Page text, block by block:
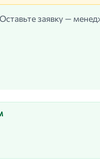
заявку —